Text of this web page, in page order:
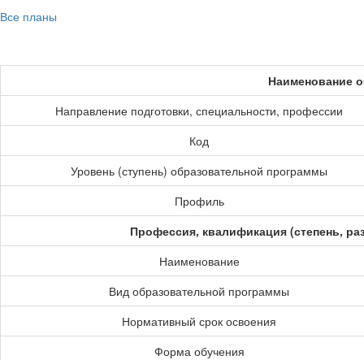
Все планы
Наименование
Направление подготовки, специальности, профессии
Код
Уровень (ступень) образовательной программы
Профиль
Профессия, квалификация (степень,
Наименование
Вид образовательной программы
Нормативный срок освоения
Форма обучения